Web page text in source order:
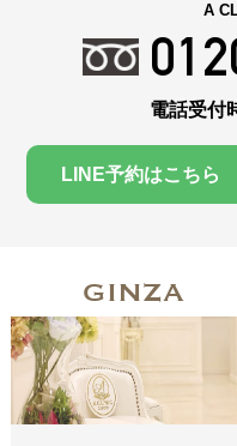
A
電話受付
LINE予約はこちら
GINZA